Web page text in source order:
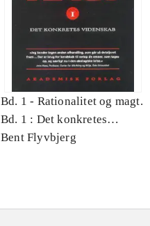
Bd. 1 - Rationalitet og magt.
Bd. 1 : Det konkretes
videnskab
Bent Flyvbjerg